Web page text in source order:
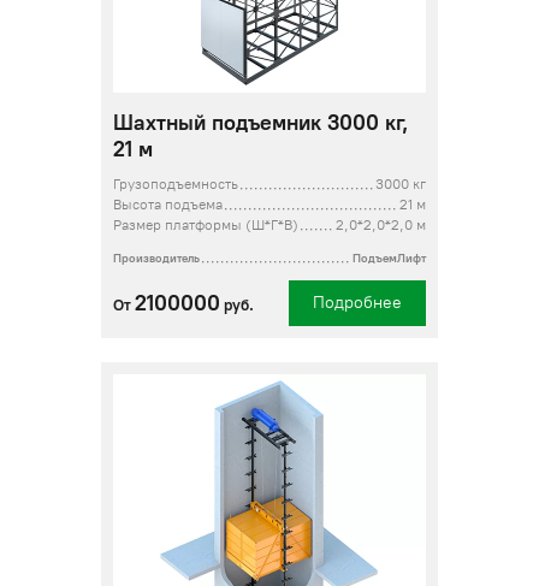
Шахтный подъемник 3000 кг,
21 м
Грузоподъемность
3000 кг
Высота подъема
21 м
Размер платформы (Ш*Г*В)
2,0*2,0*2,0 м
Производитель ПодъемЛифт
От 2100000 руб. Подробнее